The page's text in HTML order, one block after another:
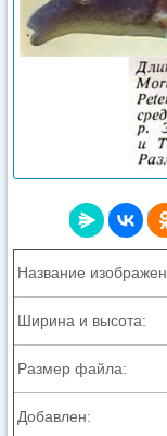
Название
Ширина и высота:
Размер файла:
Добавлен: